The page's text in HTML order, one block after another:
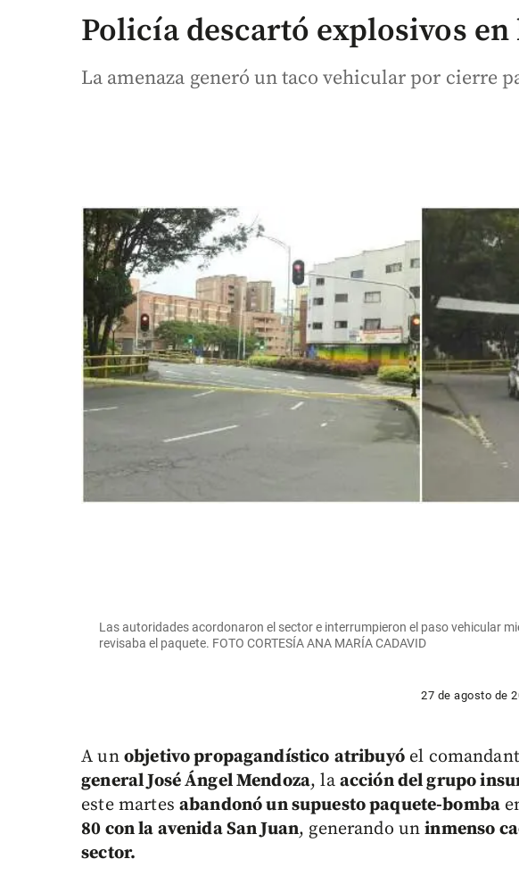
Policía descartó explosivos en
La amenaza generó un taco vehicular por cierre
Las autoridades acordonaron el sector e interrumpieron el paso vehicular
revisaba el paquete. FOTO CORTESÍA ANA MARÍA CADAVID
27 de agosto de
A un objetivo propagandístico atribuyóel
general José Ángel Mendoza, la acción del grupo
este martes abandonó un supuesto paquete-bomba
80 con la avenida San Juan, generando uninmenso
sector.